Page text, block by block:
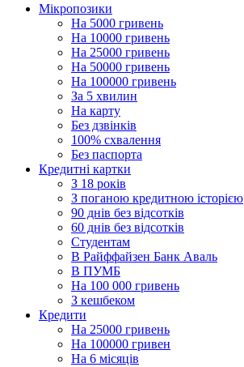
Мікропозики
На 5000 гривень
На 10000 гривень
На 25000 гривень
На 50000 гривень
На 100000 гривень
За 5 хвилин
На карту
Без дзвінків
100% схвалення
Без паспорта
Кредитні картки
З 18 років
З поганою кредитною історією
90 днів без відсотків
60 днів без відсотків
Cтудентам
В Райффайзен Банк Аваль
В ПУМБ
На 100 000 гривень
З кешбеком
Кредити
На 25000 гривень
На 100000 гривен
На 6 місяців